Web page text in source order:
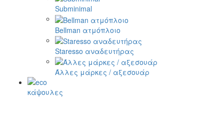
Subminimal
Bellman ατμόπλοιο
Staresso αναδευτήρας
Άλλες μάρκες / αξεσουάρ